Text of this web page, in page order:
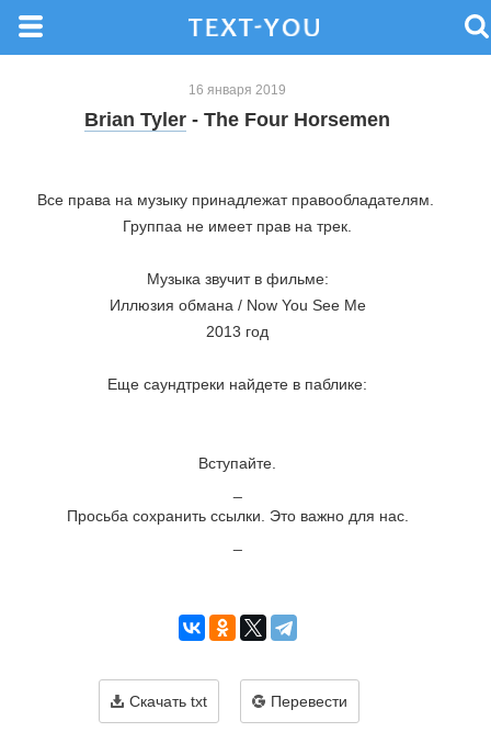
16 января 2019
Brian Tyler - The Four Horsemen
Все права на музыку принадлежат правообладателям.
Группaа не имеет прав на трек.
Музыка звучит в фильме:
Иллюзия обмана / Now You See Me
2013 год
Еще саундтреки найдете в паблике:
Вступайте.
Просьба сохранить ссылки. Это важно для нас.
Скачать txt Перевести